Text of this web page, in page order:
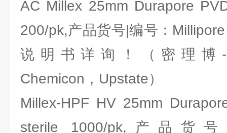
AC Millex 25mm Durapore
200/pk,产品货号|编号：
说明书详询！（密理博-
Chemicon，Upstate）
Millex-HPF HV 25mm
sterile 1000/pk,产品货